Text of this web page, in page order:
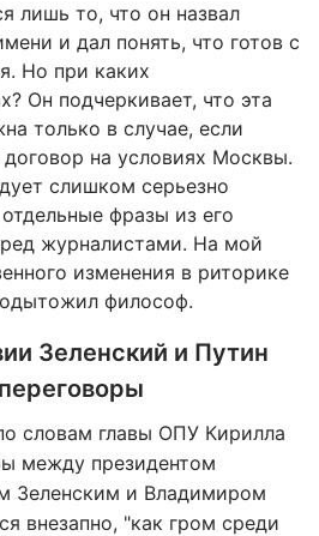
лишь то, что он назвал
и дал понять, что готов с
Но при каких
Он подчеркивает, что эта
только в случае, если
договор на условиях Москвы.
слишком серьезно
фразы из его
журналистами. На мой
изменения в риторике
философ.
Зеленский и Путин
словам главы ОПУ Кирилла
между президентом
Зеленским и Владимиром
внезапно, "как гром среди